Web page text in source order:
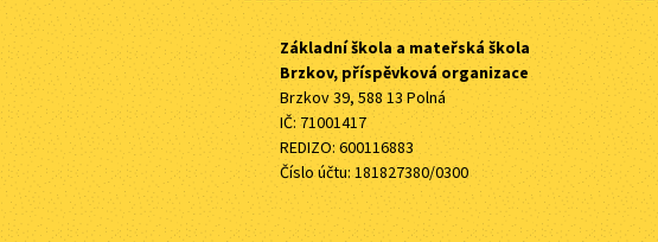
Základní škola a mateřská škola
Brzkov, příspěvková organizace
Brzkov 39, 588 13 Polná
IČ: 71001417
REDIZO: 600116883
Číslo účtu: 181827380/0300